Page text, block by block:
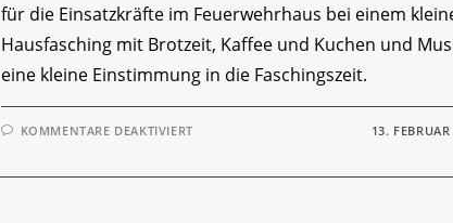
für die Einsatzkräfte im Feuerwehrhaus bei einem
Hausfasching mit Brotzeit, Kaffee und Kuchen und
eine kleine Einstimmung in die Faschingszeit.
KOMMENTARE DEAKTIVIERTFÜR 13.